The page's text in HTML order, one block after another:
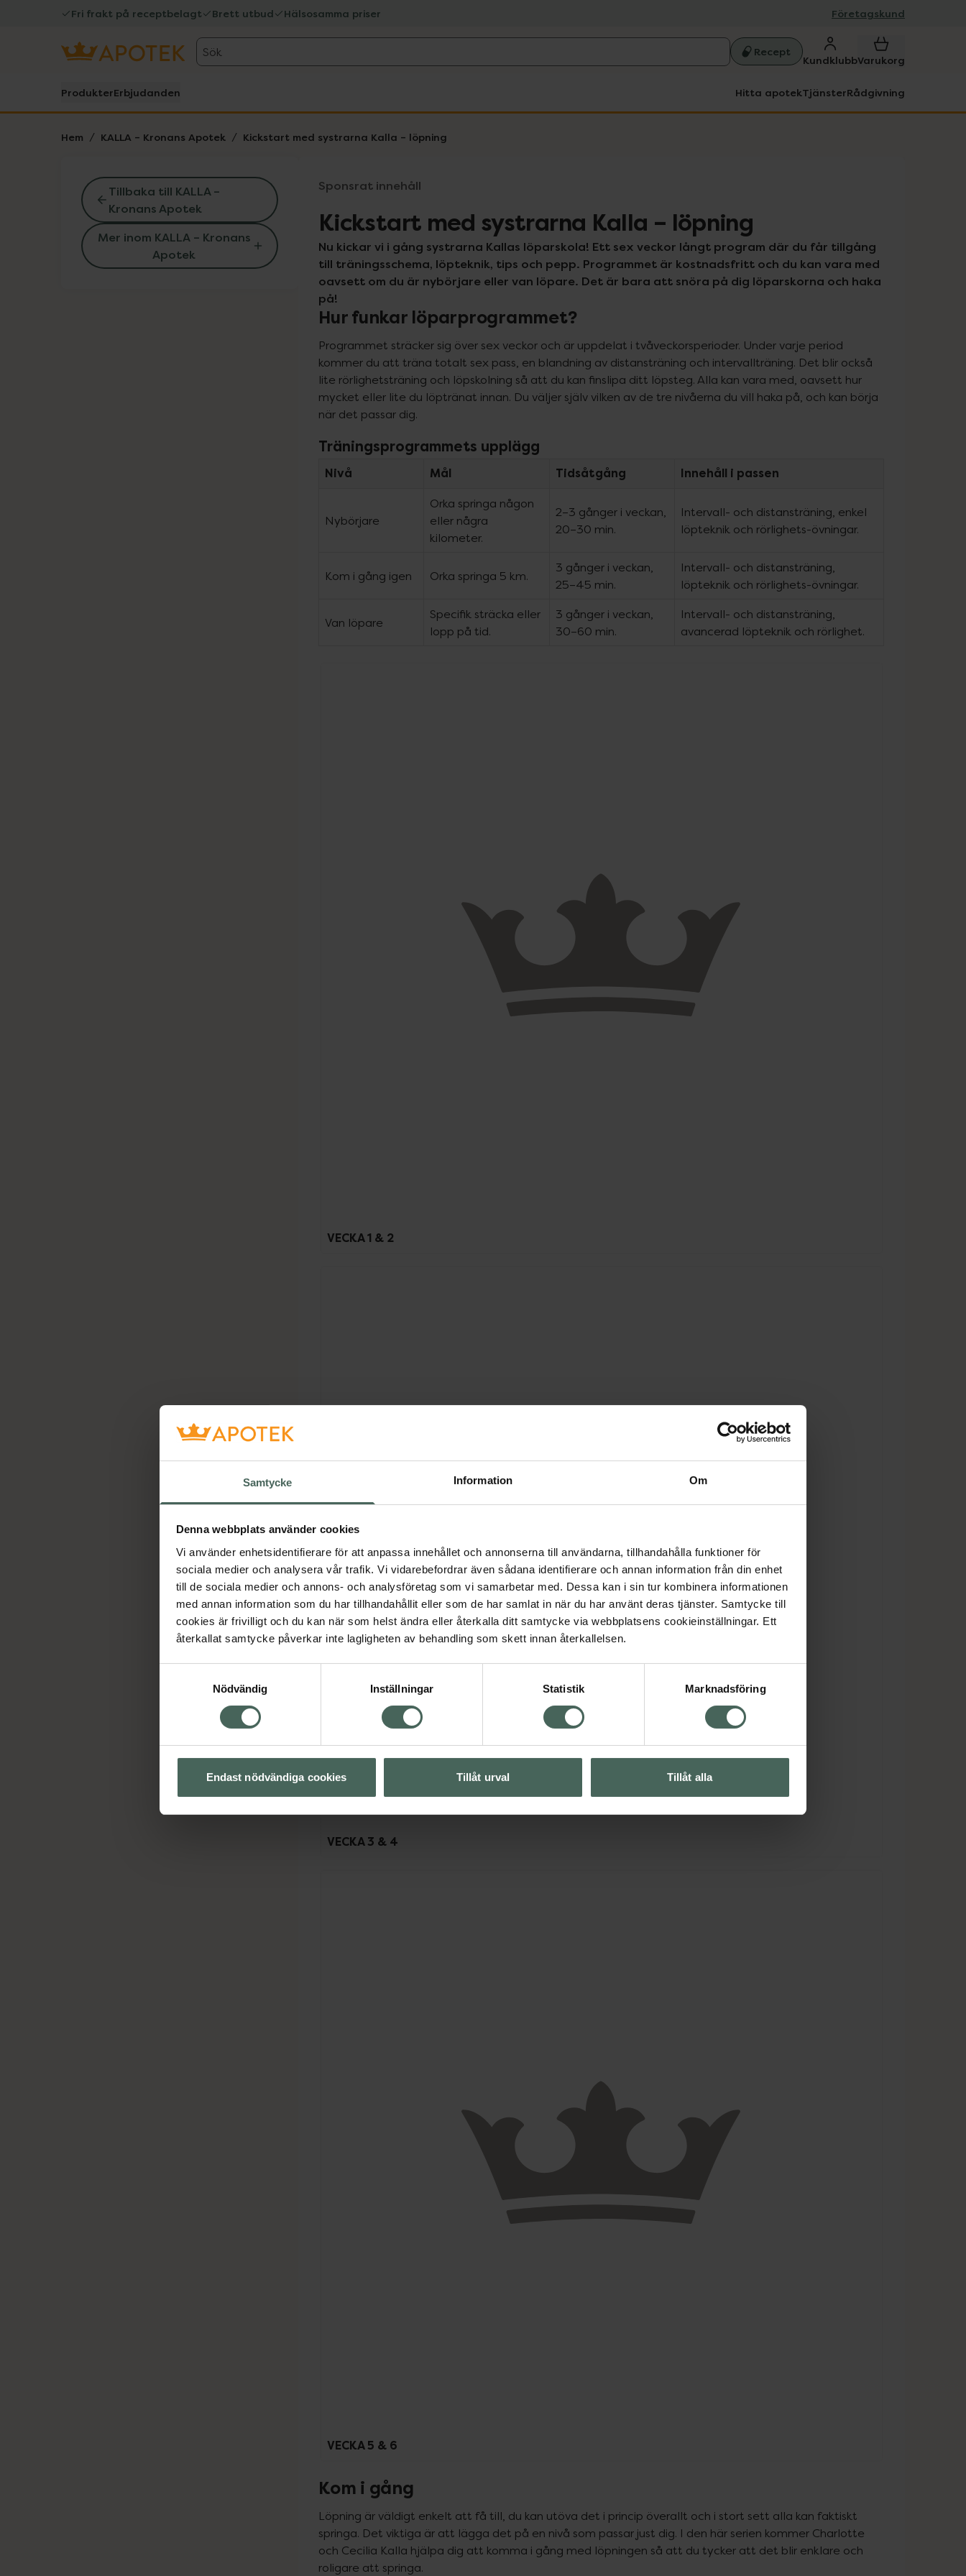
Samtycke Information Om
Denna webbplats använder cookies
Vi använder enhetsidentifierare för att anpassa innehållet och annonserna till användarna, tillhandahålla funktioner för
sociala medier och analysera vår trafik. Vi vidarebefordrar även sådana identifierare och annan information från din enhet
till de sociala medier och annons- och analysföretag som vi samarbetar med. Dessa kan i sin tur kombinera informationen
med annan information som du har tillhandahållit eller som de har samlat in när du har använt deras tjänster. Samtycke till
cookies är frivilligt och du kan när som helst ändra eller återkalla ditt samtycke via webbplatsens cookieinställningar. Ett
återkallat samtycke påverkar inte lagligheten av behandling som skett innan återkallelsen.
Nödvändig
Inställningar Statistik Marknadsföring
Endast nödvändiga cookies Tillåt urval Tillåt alla
Fri frakt på receptbelagt Brett utbud Hälsosamma priser Företagskund
Sök Recept
KundklubbVarukorg
ProdukterErbjudanden Hitta apotekTjänsterRådgivning
Hem KALLA – Kronans Apotek Kickstart med systrarna Kalla – löpning
Tillbaka till KALLA –
Kronans Apotek
Mer inom KALLA – Kronans
Apotek
Sponsrat innehåll
Kickstart med systrarna Kalla – löpning
Nu kickar vi i gång systrarna Kallas löparskola! Ett sex veckor långt program där du får tillgång
till träningsschema, löpteknik, tips och pepp. Programmet är kostnadsfritt och du kan vara med
oavsett om du är nybörjare eller van löpare. Det är bara att snöra på dig löparskorna och haka
på!
Hur funkar löparprogrammet?
Programmet sträcker sig över sex veckor och är uppdelat i tvåveckorsperioder. Under varje period
kommer du att träna totalt sex pass, en blandning av distansträning och intervallträning. Det blir också
lite rörlighetsträning och löpskolning så att du kan finslipa ditt löpsteg. Alla kan vara med, oavsett hur
mycket eller lite du löptränat innan. Du väljer själv vilken av de tre nivåerna du vill haka på, och kan börja
när det passar dig.
Träningsprogrammets upplägg
Nivå Mål Tidsåtgång Innehåll i passen
Nybörjare
Orka springa någon
eller några
kilometer.
2–3 gånger i veckan,
20–30 min.
Intervall- och distansträning, enkel
löpteknik och rörlighets-övningar.
Kom i gång igen Orka springa 5 km.
3 gånger i veckan,
25–45 min.
Intervall- och distansträning,
löpteknik och rörlighets-övningar.
Van löpare
Specifik sträcka eller
lopp på tid.
3 gånger i veckan,
30–60 min.
Intervall- och distansträning,
avancerad löpteknik och rörlighet.
VECKA 1 & 2
VECKA 3 & 4
VECKA 5 & 6
Kom i gång
Löpning är väldigt enkelt att få till, du kan utöva det i princip överallt och i stort sett alla kan faktiskt
springa. Det viktiga är att lägga det på en nivå som passar just dig. I den här serien kommer Charlotte
och Cecilia Kalla hjälpa dig att komma i gång med löpningen så att du tycker att det blir enklare och
roligare att springa.